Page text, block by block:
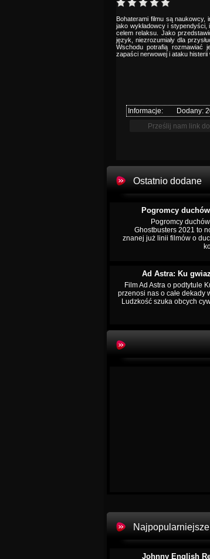
Bohaterami filmu są
jako wykładowcy i
celem relaksu. Jako
język, niezrozumiały dla
Wschodu potrafią rozmawiać
zapaści nerwowej i ataku histerii
Informacje: Dodany:
Ostatnio dodane
Pogromcy
Pogromcy
Ghostbusters 2021 to
znanej już linii filmów o
Ad Astra: Ku
Film Ad Astra o podtytule
przenosi nas o całe dekady
Ludzkość szuka obcych
Najpopularniejsze
Johnny English